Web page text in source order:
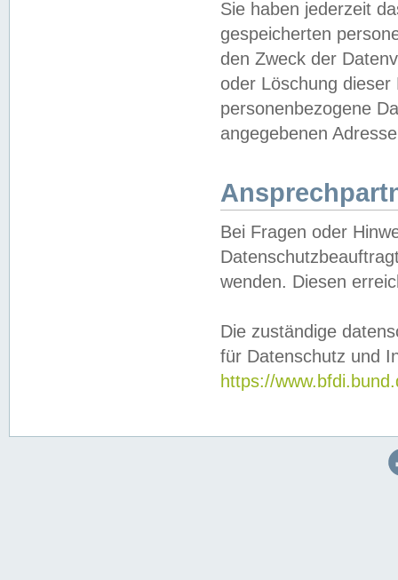
Sie haben jederzeit
gespeicherten
den Zweck der
oder Löschung
personenbezogene
angegebenen
Bei Fragen oder
wenden. Diesen
Die zuständige
für Datenschutz und
https://